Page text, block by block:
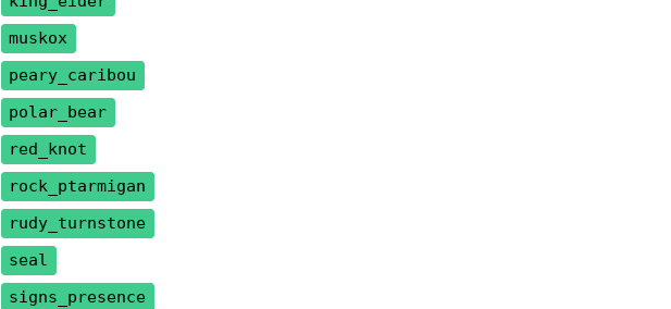
muskox
peary_caribou
polar_bear
red_knot
rock_ptarmigan
rudy_turnstone
seal
signs_presence